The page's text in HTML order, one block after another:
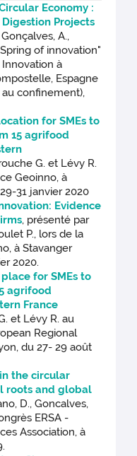
Economy :
Projects
A.,
of innovation"
à
Espagne
confinement),
for SMEs to
15 agrifood
G. et Lévy R.
Geoinno, à
31 janvier 2020
Evidence
, présenté par
P., lors de la
à Stavanger
2020.
for SMEs to
agrifood
France
et Lévy R. au
Regional
du 27- 29 août
the circular
roots and global
D., Goncalves,
ERSA -
Association, à